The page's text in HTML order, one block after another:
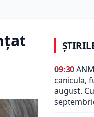
09:30
canicula,
august.